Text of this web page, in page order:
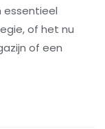
essentieel
of het nu
of een